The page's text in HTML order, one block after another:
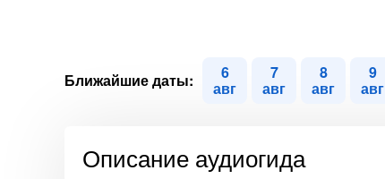
Ближайшие даты: 6
авг
7
авг
8
авг
9
авг
Описание аудиогида